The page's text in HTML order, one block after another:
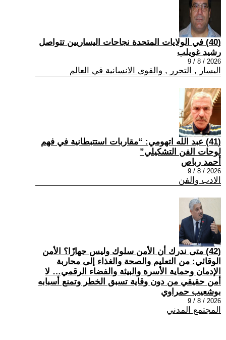
(40) في الولايات المتحدة نجاحات اليساريين تتواصل
رشيد غويلب
2026 / 8 / 9
اليسار , التحرر , والقوى الانسانية في العالم
(41) عبد الله اتهومي: “مقاربات استتبطانية في فهم
لوحات الفن التشكيلي”
أحمد رباص
2026 / 8 / 9
الادب والفن
(42) متى ندرك أن الأمن سلوك وليس جهازًا؟ الأمن
الوقائي: من التعليم والصحة والغذاء إلى محاربة
الإدمان وحماية الأسرة والبيئة والفضاء الرقمي… لا
أمن حقيقي من دون وقاية تسبق الخطر وتمنع أسبابه
بوشعيب حمراوي
2026 / 8 / 9
المجتمع المدني